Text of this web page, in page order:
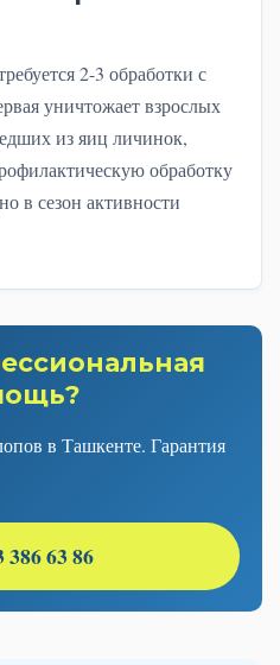
2-3 обработки с
уничтожает взрослых
из яиц личинок,
обработку
в сезон активности
в Ташкенте. Гарантия
386 63 86